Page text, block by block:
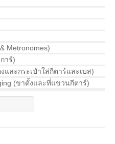
Metronomes)
าร์)
และกระเป๋าใส่กีตาร์และเบส)
(ขาตั้งและที่แขวนกีตาร์)